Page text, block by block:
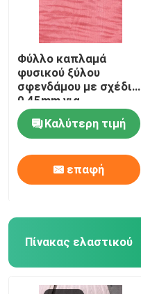
Φύλλο καπλαμά
φυσικού ξύλου
σφενδάμου με σχέδια
0,45mm για
πολυτελείς
εσωτερικούς χώρους
Καλύτερη τιμή
επαφή
Πίνακας ελαστικού